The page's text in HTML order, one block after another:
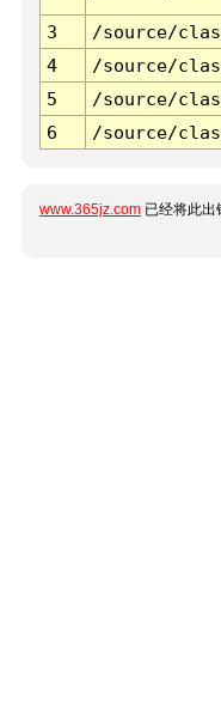
3 /source/
4
/source/
5
/source/
6
/source/
www.365jz.com 已经将此出